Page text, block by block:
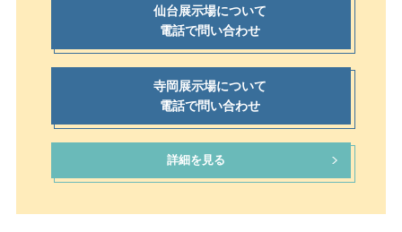
仙台展示場について
電話で問い合わせ
寺岡展示場について
電話で問い合わせ
詳細を見る